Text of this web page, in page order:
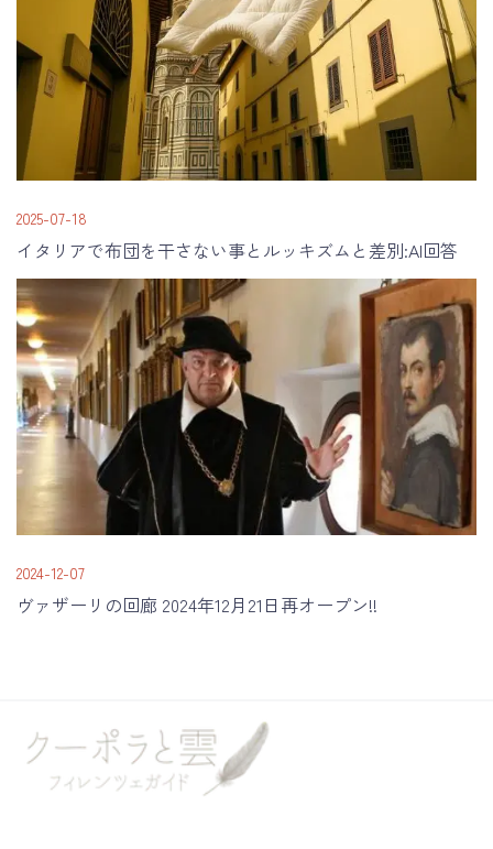
2025-07-18
イタリアで布団を干さない事とルッキズムと差別:AI回答
2024-12-07
ヴァザーリの回廊 2024年12月21日再オープン!!